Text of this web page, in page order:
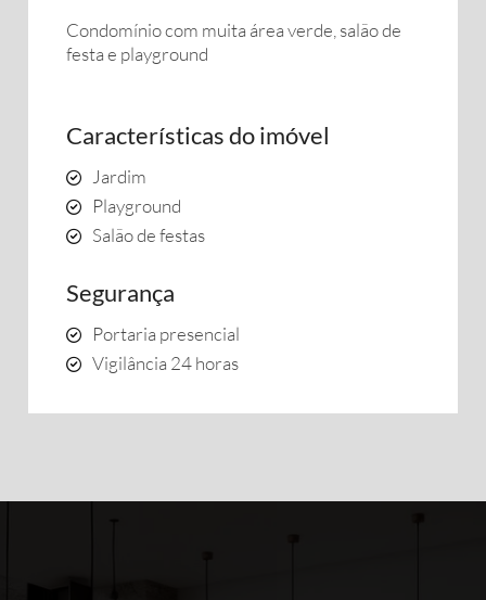
Condomínio com muita área verde, salão de
festa e playground
Características do imóvel
Jardim
Playground
Salão de festas
Segurança
Portaria presencial
Vigilância 24 horas